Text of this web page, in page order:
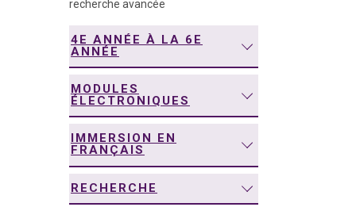
recherche avancée
4E ANNÉE À LA 6E
ANNÉE
MODULES
ÉLECTRONIQUES
IMMERSION EN
FRANÇAIS
RECHERCHE